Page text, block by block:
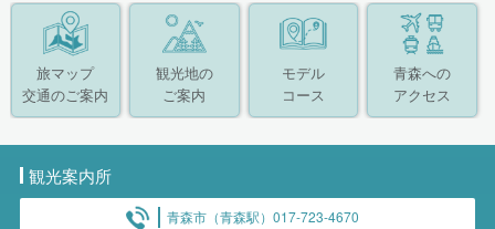
旅マップ
交通のご案内
観光地の
ご案内
モデル
コース
青森への
アクセス
観光案内所
青森市（青森駅）017-723-4670